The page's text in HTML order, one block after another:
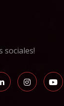
sociales!